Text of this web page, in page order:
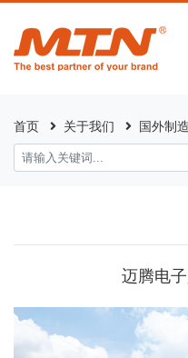
首页 关于我们 国外制
迈腾电